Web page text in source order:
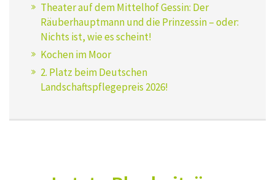
Theater auf dem Mittelhof Gessin: Der
Räuberhauptmann und die Prinzessin – oder:
Nichts ist, wie es scheint!
Kochen im Moor
2. Platz beim Deutschen
Landschaftspflegepreis 2026!